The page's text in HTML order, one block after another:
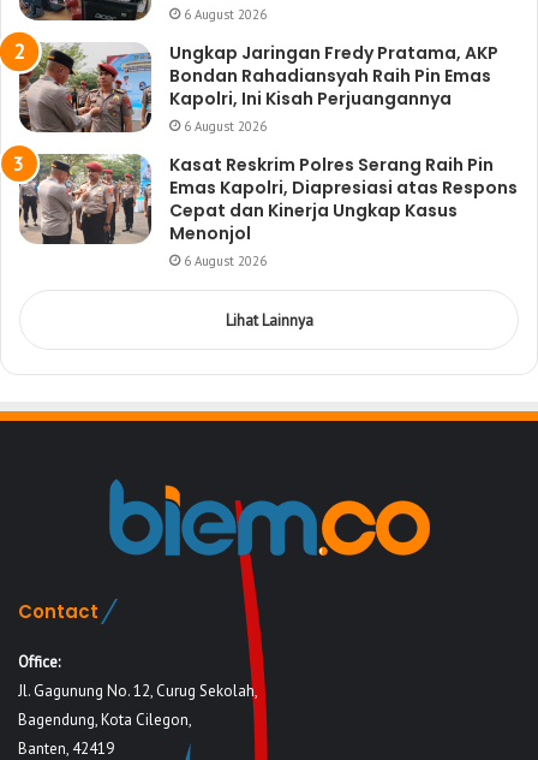
6 August 2026
Ungkap Jaringan Fredy Pratama, AKP
Bondan Rahadiansyah Raih Pin Emas
Kapolri, Ini Kisah Perjuangannya
6 August 2026
Kasat Reskrim Polres Serang Raih Pin
Emas Kapolri, Diapresiasi atas Respons
Cepat dan Kinerja Ungkap Kasus
Menonjol
6 August 2026
Lihat Lainnya
Contact
Office:
Jl. Gagunung No. 12, Curug Sekolah,
Bagendung, Kota Cilegon,
Banten, 42419